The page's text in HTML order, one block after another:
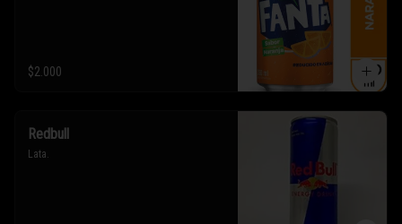
$2.000
Redbull
Lata.